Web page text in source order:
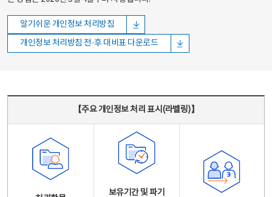
알기쉬운 개인정보 처리방침
개인정보 처리방침 전·후 대비표 다운로드
【주요 개인정보 처리 표시(라벨링)】
보유기간 및 파기